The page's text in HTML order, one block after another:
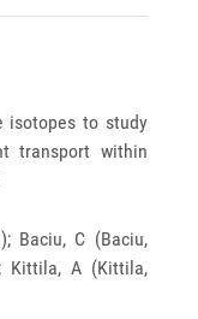
isotopes to study
transport within
Baciu, C (Baciu,
Kittila, A (Kittila,